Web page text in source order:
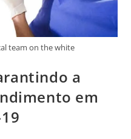
team on the white
a
em